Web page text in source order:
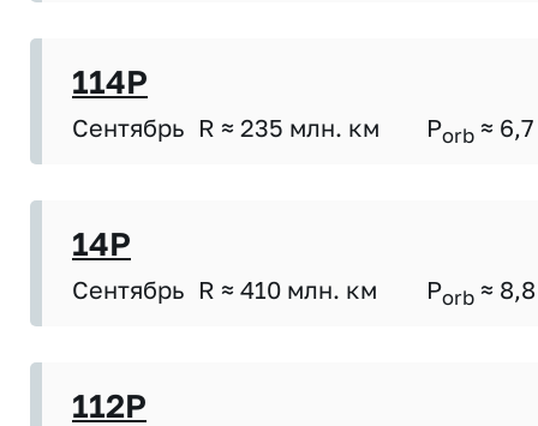
114P
Сентябрь R ≈ 235 млн. км Porb ≈ 6,7
14P
Сентябрь R ≈ 410 млн. км Porb ≈ 8,8
112P